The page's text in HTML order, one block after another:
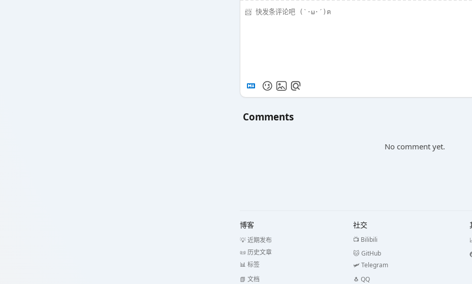
Comments
No comment yet.
博客
💡 近期发布
📜 历史文章
📊 标签
📗 文档
社交
📺 Bilibili
🐱 GitHub
🛩️ Telegram
🐧 QQ